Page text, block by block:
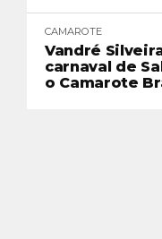
CAMAROTE
Vandré
carnaval de
o Camarote